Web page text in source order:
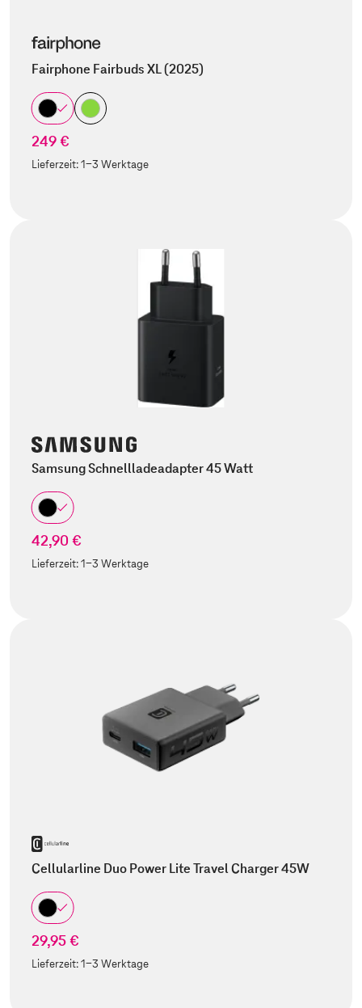
Fairphone Fairbuds XL (2025)
249 €
Lieferzeit:1-3 Werktage
Samsung Schnellladeadapter 45 Watt
42,90 €
Lieferzeit:1-3 Werktage
Cellularline Duo Power Lite Travel Charger 45W
29,95 €
Lieferzeit:1-3 Werktage